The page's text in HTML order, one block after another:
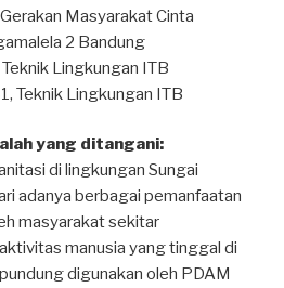
Masyarakat Cinta
2 Bandung
Lingkungan ITB
Teknik Lingkungan ITB
yang ditangani:
di lingkungan Sungai
adanya berbagai pemanfaatan
masyarakat sekitar
manusia yang tinggal di
digunakan oleh PDAM